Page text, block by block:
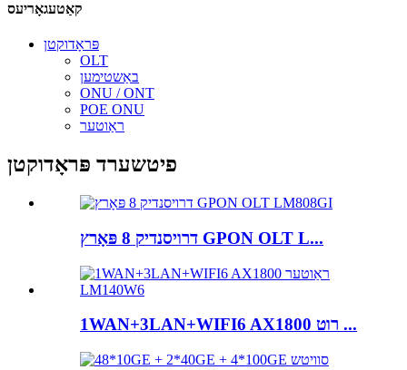
קאַטעגאָריעס
פּראָדוקטן
OLT
באַשטימען
ONU / ONT
POE ONU
ראַוטער
פיטשערד פּראָדוקטן
דרויסנדיק 8 פּאָרץ GPON OLT L...
1WAN+3LAN+WIFI6 AX1800 רוט ...